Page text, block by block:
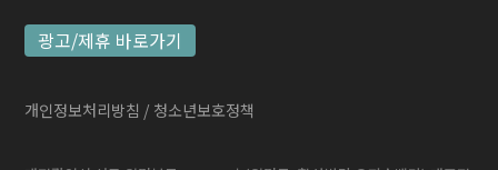
광고/제휴 바로가기
개인정보처리방침 / 청소년보호정책